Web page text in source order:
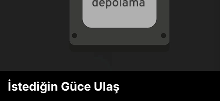
İstediğin Güce Ulaş